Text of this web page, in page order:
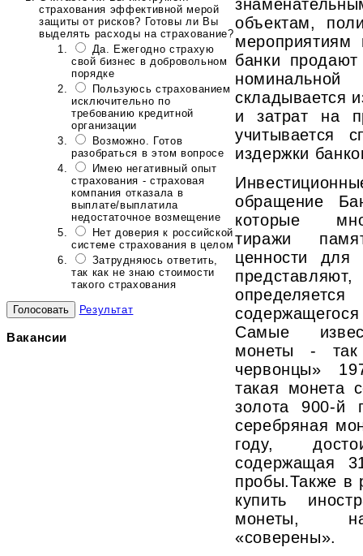
страхования эффективной мерой
защиты от рисков? Готовы ли Вы
выделять расходы на страхование?
Да. Ежегодно страхую
свой бизнес в добровольном
порядке
Пользуюсь страхованием
исключительно по
требованию кредитной
организации
Возможно. Готов
разобраться в этом вопросе
Имею негативный опыт
страхования - страховая
компания отказала в
выплате/выплатила
недостаточное возмещение
Нет доверия к российской
системе страхования в целом
Затрудняюсь ответить,
так как не знаю стоимости
такого страхования
Результат
Вакансии
объектам,
банки
складывается
и затрат на
учитывается
издержки
обращение
которые
тиражи
ценности для
Самые
монеты - так
червонцы»
такая монета
золота 900-й
серебряная
году,
содержащая
пробы.Также в
купить
монеты,
«соверены».